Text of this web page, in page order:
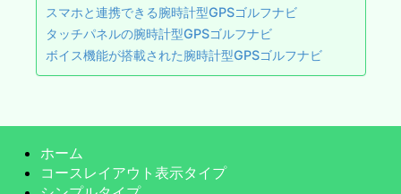
スマホと連携できる腕時計型GPSゴルフナビ
タッチパネルの腕時計型GPSゴルフナビ
ボイス機能が搭載された腕時計型GPSゴルフナビ
ホーム
コースレイアウト表示タイプ